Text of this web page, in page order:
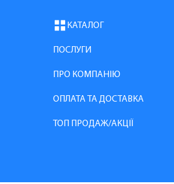
КАТАЛОГ
ПОСЛУГИ
ПРО КОМПАНІЮ
ОПЛАТА ТА ДОСТАВКА
ТОП ПРОДАЖ/АКЦІЇ